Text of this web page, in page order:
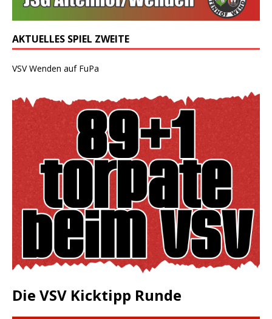
AKTUELLES SPIEL ZWEITE
VSV Wenden auf FuPa
Die VSV Kicktipp Runde